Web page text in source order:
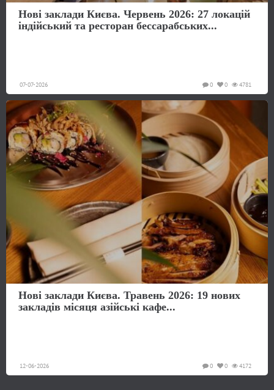
Нові заклади Києва. Червень 2026: 27 локацій
індійський та ресторан бессарабських...
07-07-2026 4781
0
0
Нові заклади Києва. Травень 2026: 19 нових
закладів місяця азійські кафе...
12-06-2026 4172
0
0